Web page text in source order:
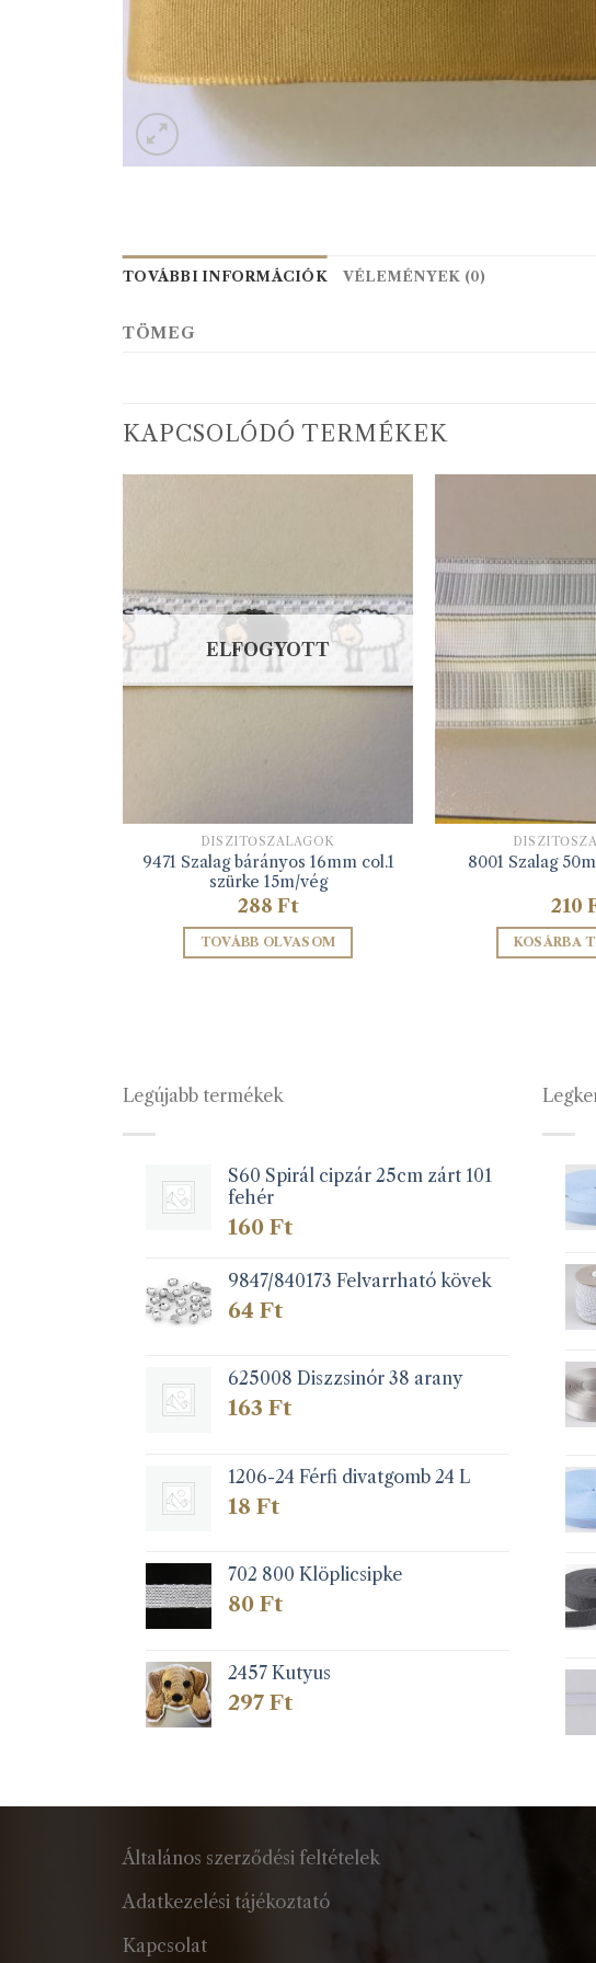
TOVÁBBI INFORMÁCIÓK VÉLEMÉNYEK (0)
TÖMEG
KAPCSOLÓDÓ TERMÉKEK
ELFOGYOTT
DÍSZÍTŐSZALAGOK
9471 Szalag bárányos 16mm col.1
szürke 15m/vég
288 Ft
TOVÁBB OLVASOM
8001 Szalag
210
KOSÁRBA
Legújabb termékek
S60 Spirál cipzár 25cm zárt 101
fehér
160 Ft
9847/840173 Felvarrható kövek
64 Ft
625008 Diszzsinór 38 arany
163 Ft
1206-24 Férfi divatgomb 24 L
18 Ft
702 800 Klöplicsipke
80 Ft
2457 Kutyus
297 Ft
Általános szerződési feltételek
Adatkezelési tájékoztató
Kapcsolat